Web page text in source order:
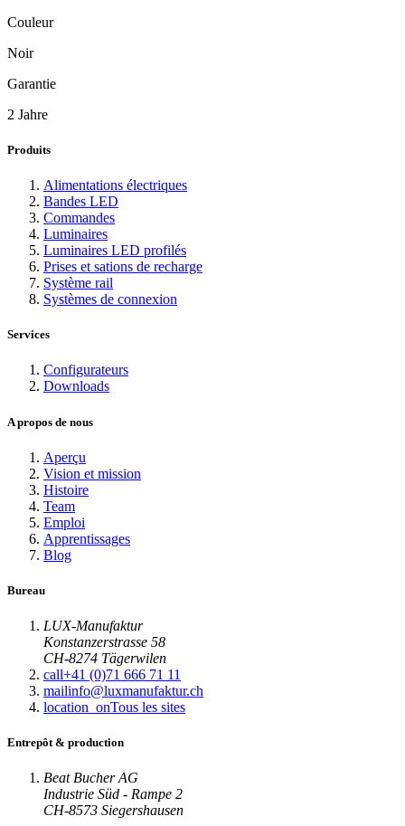
Couleur
Noir
Garantie
2 Jahre
Produits
Alimentations électriques
Bandes LED
Commandes
Luminaires
Luminaires LED profilés
Prises et sations de recharge
Système rail
Systèmes de connexion
Services
Configurateurs
Downloads
A propos de nous
Aperçu
Vision et mission
Histoire
Team
Emploi
Apprentissages
Blog
Bureau
LUX-Manufaktur
Konstanzerstrasse 58
CH-8274 Tägerwilen
call+41 (0)71 666 71 11
mailinfo@luxmanufaktur.ch
location_onTous les sites
Entrepôt & production
Beat Bucher AG
Industrie Süd - Rampe 2
CH-8573 Siegershausen